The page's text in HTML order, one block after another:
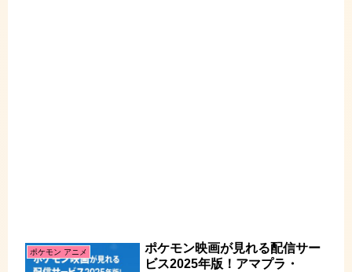
ポケモン アニメ
ポケモン映画が見れる配信サー
ビス2025年版！アマプラ・